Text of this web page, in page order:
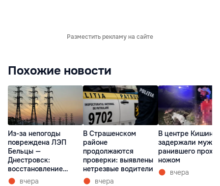
Разместить рекламу на сайте
Похожие новости
Из-за непогоды
повреждена ЛЭП
Бельцы —
Днестровск:
восстановление
займет более недели
вчера
В Страшенском
районе
продолжаются
проверки: выявлены
нетрезвые водители
вчера
В центре
задержали
ранившего
ножом
вчера